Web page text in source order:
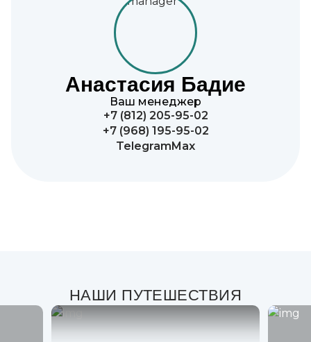
Анастасия Бадие
Ваш менеджер
+7 (812) 205-95-02
+7 (968) 195-95-02
TelegramMax
НАШИ ПУТЕШЕСТВИЯ